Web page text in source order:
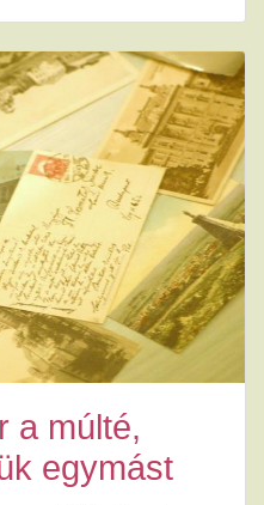
a múlté,
egymást